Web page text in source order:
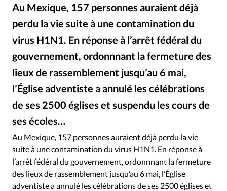
Se connecter
Devise:CHF
RUBRIQUES
Eglises
Histoire Laicité
Liberté religieuse
Mission
Monde People Politique
Religions
Société
Au Mexique, 157 personnes auraient déjà
perdu la vie suite à une contamination du
virus H1N1. En réponse à l’arrêt fédéral du
gouvernement, ordonnnant la fermeture des
lieux de rassemblement jusqu’au 6 mai,
l’Église adventiste a annulé les célébrations
de ses 2500 églises et suspendu les cours de
ses écoles…
Au Mexique, 157 personnes auraient déjà perdu la vie
suite à une contamination du virus H1N1. En réponse à
l’arrêt fédéral du gouvernement, ordonnnant la fermeture
des lieux de rassemblement jusqu’au 6 mai, l’Église
adventiste a annulé les célébrations de ses 2500 églises et